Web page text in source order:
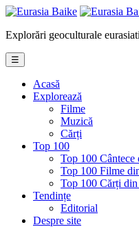
Explorări geoculturale
☰
Acasă
Explorează
Filme
Muzică
Cărți
Top 100
Top 100 Cântece
Top 100 Filme
Top 100 Cărți din
Tendințe
Editorial
Despre site